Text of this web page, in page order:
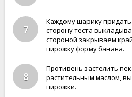
7
Каждому шарику
сторону теста
стороной закрываем
пирожку форму банана.
8
Противень застелить
растительным маслом,
пирожки.